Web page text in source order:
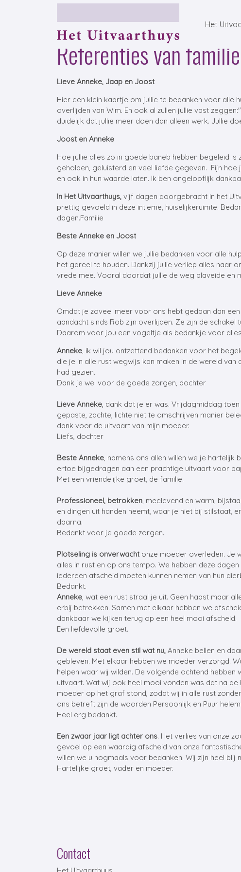
Het
Referenties van familie
Lieve Anneke, Jaap en Joost
Hier een klein kaartje om jullie te bedanken voor alle
overlijden van Wim. En ook al zullen jullie vast
duidelijk dat jullie meer doen dan alleen werk. Jullie
Joost en Anneke
Hoe jullie alles zo in goede baneb hebben begeleid is
geholpen, geluisterd en veel liefde gegeven. Fijn
en ook in hun waarde laten. Ik ben ongelooflijk
In Het Uitvaarthuys, vijf dagen doorgebracht in het
prettig gevoeld in deze intieme, huiselijkeruimte.
dagen.Familie
Beste Anneke en Joost
Op deze manier willen we jullie bedanken voor alle
het gareel te houden. Dankzij jullie verliep alles naar
vrede mee. Vooral doordat jullie de weg plaveide en
Lieve Anneke
Omdat je zoveel meer voor ons hebt gedaan dan
aandacht sinds Rob zijn overlijden. Ze zijn de
Daarom voor jou een vogeltje als bedankje voor
Anneke, ik wil jou ontzettend bedanken voor het
die je in alle rust wegwijs kan maken in de wereld
had gezien.
Dank je wel voor de goede zorgen, dochter
Lieve Anneke, dank dat je er was. Vrijdagmiddag
gepaste, zachte, lichte niet te omschrijven manier
dank voor de uitvaart van mijn moeder.
Liefs, dochter
Beste Anneke, namens ons allen willen we je
ertoe bijgedragen aan een prachtige uitvaart voor
Met een vriendelijke groet, de familie.
Professioneel, betrokken, meelevend en warm,
en dingen uit handen neemt, waar je niet bij stilstaat,
daarna.
Bedankt voor je goede zorgen.
Plotseling is onverwacht onze moeder overleden. Je
alles in rust en op ons tempo. We hebben deze
iedereen afscheid moeten kunnen nemen van hun
Bedankt.
Anneke, wat een rust straal je uit. Geen haast maar
erbij betrekken. Samen met elkaar hebben we
dankbaar we kijken terug op een heel mooi afscheid.
Een liefdevolle groet.
De wereld staat even stil wat nu, Anneke bellen en
gebleven. Met elkaar hebben we moeder verzorgd.
helpen waar wij wilden. De volgende ochtend
uitvaart. Wat wij ook heel mooi vonden was dat na
moeder op het graf stond, zodat wij in alle rust
ons betreft zijn de woorden Persoonlijk en Puur
Heel erg bedankt.
Een zwaar jaar ligt achter ons. Het verlies van onze
gevoel op een waardig afscheid van onze
willen we u nogmaals voor bedanken. Wij zijn heel
Hartelijke groet, vader en moeder.
Contact
Het Uitvaarthuys